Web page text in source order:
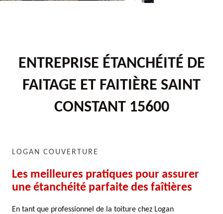
ENTREPRISE ÉTANCHÉITÉ DE
FAITAGE ET FAITIÈRE SAINT
CONSTANT 15600
LOGAN COUVERTURE
Les meilleures pratiques pour assurer
une étanchéité parfaite des faîtières
En tant que professionnel de la toiture chez Logan